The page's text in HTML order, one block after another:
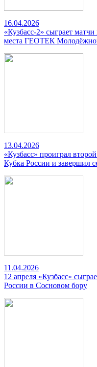
16.04.2026
«Кузбасс-2» сыграет
места ГЕОТЕК
13.04.2026
«Кузбасс» проиграл
Кубка России и завершил
11.04.2026
12 апреля «Кузбасс»
России в Сосновом бору